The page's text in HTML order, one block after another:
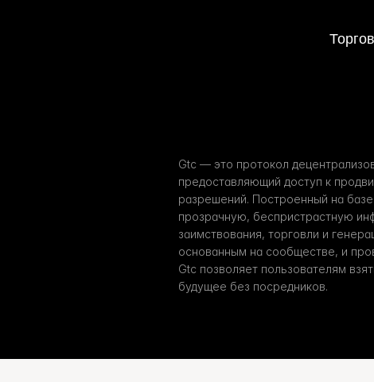
Gtc — это протокол
предоставляющий доступ к
разрешений. Построенный на
прозрачную, беспристрастную
заимствования, торговли и
основанным на сообществе, и
Gtc позволяет пользователям
будущее без посредников.